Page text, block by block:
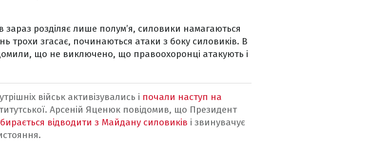
зараз розділяє лише полум’я, силовики намагаються
трохи згасає, починаються атаки з боку силовиків. В
що не виключено, що правоохоронці атакують і
військ активізувались і почали наступ на
Арсеній Яценюк повідомив, що Президент
відводити з Майдану силовиків і звинувачує